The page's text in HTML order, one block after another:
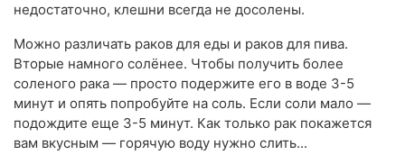
недостаточно, клешни всегда не досолены.
Можно различать раков для еды и раков для пива.
Вторые намного солёнее. Чтобы получить более
соленого рака — просто подержите его в воде 3-5
минут и опять попробуйте на соль. Если соли мало —
подождите еще 3-5 минут. Как только рак покажется
вам вкусным — горячую воду нужно слить...